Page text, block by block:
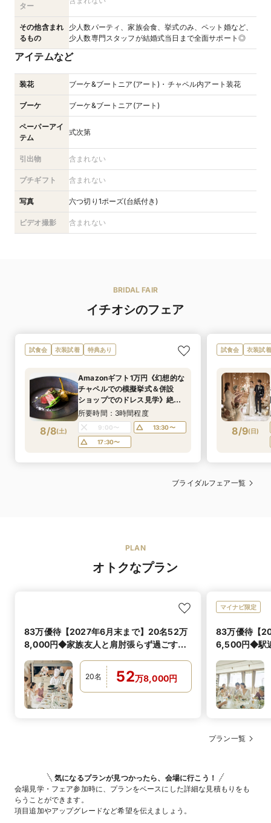
ター
その他含まれ
るもの
少人数パーティ、家族会食、挙式のみ、ペット婚など、
少人数専門スタッフが結婚式当日まで全面サポート◎
アイテムなど
装花 ブーケ&ブートニア(アート)・チャペル内アート装花
ブーケ ブーケ&ブートニア(アート)
ペーパーアイ
テム
式次第
引出物 含まれない
プチギフト 含まれない
写真 六つ切り1ポーズ(台紙付き)
ビデオ撮影 含まれない
BRIDAL FAIR
イチオシのフェア
試食会 衣装試着 特典あり
8/8(土)
Amazonギフト1万円《幻想的な
チャペルでの模擬挙式＆併設
ショップでのドレス見学》絶品*
国産牛含む5品試食＆マイナビ限
定！結婚式が賢く叶う160万特
典
所要時間：3時間程度
9:00〜
13:30〜
17:30〜
試食会 衣装試着
8/9(日)
ブライダルフェア一覧
PLAN
オトクなプラン
83万優待【2027年6月末まで】20名52万
8,000円◆家族友人と肩肘張らず過ごす特
20名 52万8,000円
マイナビ限定
83万優待【
6,500円◆駅
プラン一覧
気になるプランが見つかったら、会場に行こう！
会場見学・フェア参加時に、プランをベースにした詳細な見積もりをも
らうことができます。
項目追加やアップグレードなど希望を伝えましょう。